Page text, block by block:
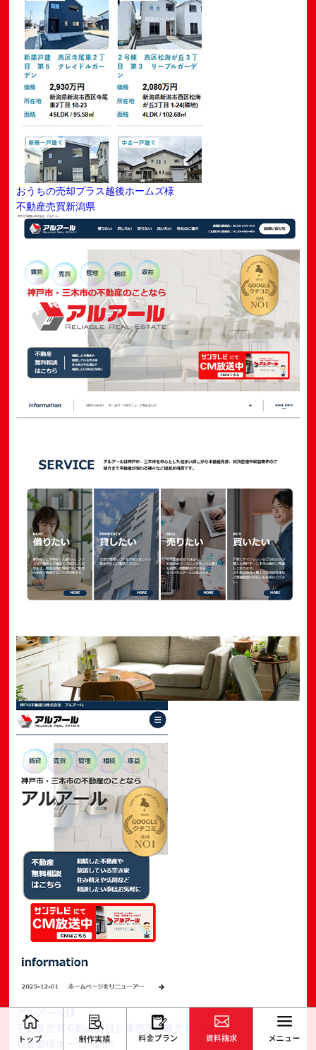
おうちの売却プラス越後ホームズ様
不動産売買新潟県
アルアール様
不動産売買 不動産賃貸
不動産売却・買取
賃貸管理オーナー向け